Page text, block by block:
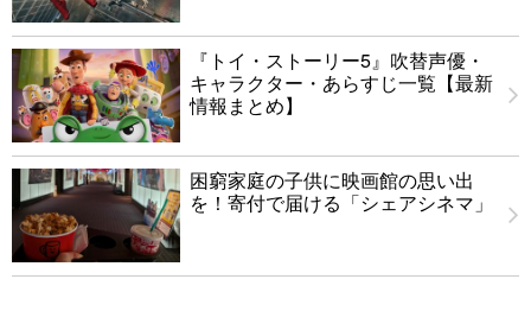
『トイ・ストーリー5』吹替声優・
キャラクター・あらすじ一覧【最新
情報まとめ】
困窮家庭の子供に映画館の思い出
を！寄付で届ける「シェアシネマ」